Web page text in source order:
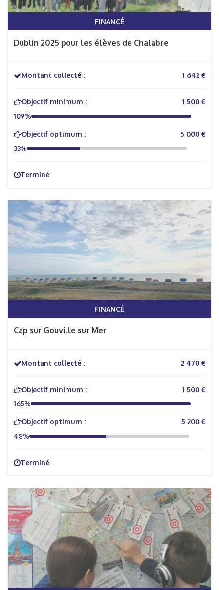
FINANCÉ
Dublin 2025 pour les élèves de Chalabre
Montant collecté : 1 642 €
Objectif minimum :
1 500 €
109%
Objectif optimum :
5 000 €
33%
Terminé
FINANCÉ
Cap sur Gouville sur Mer
Montant collecté : 2 470 €
Objectif minimum :
1 500 €
165%
Objectif optimum :
5 200 €
48%
Terminé